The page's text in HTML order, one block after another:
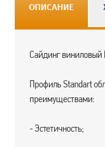
ОПИСАНИЕ
Сайдинг виниловый
Профиль Standart
преимуществами:
- Эстетичность;